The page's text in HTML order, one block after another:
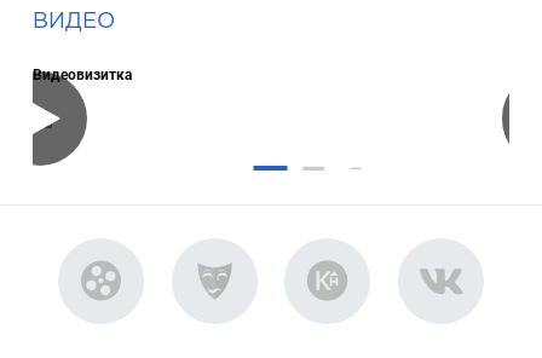
ВИДЕО
Видеовизитка